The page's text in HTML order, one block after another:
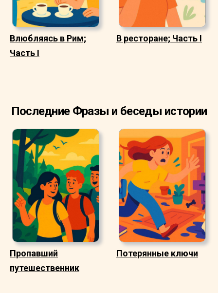
Влюбляясь в Рим;
Часть I
В ресторане; Часть I
Последние Фразы и беседы истории
Пропавший
путешественник
Потерянные ключи